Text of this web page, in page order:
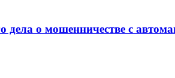
дела о мошенничестве с